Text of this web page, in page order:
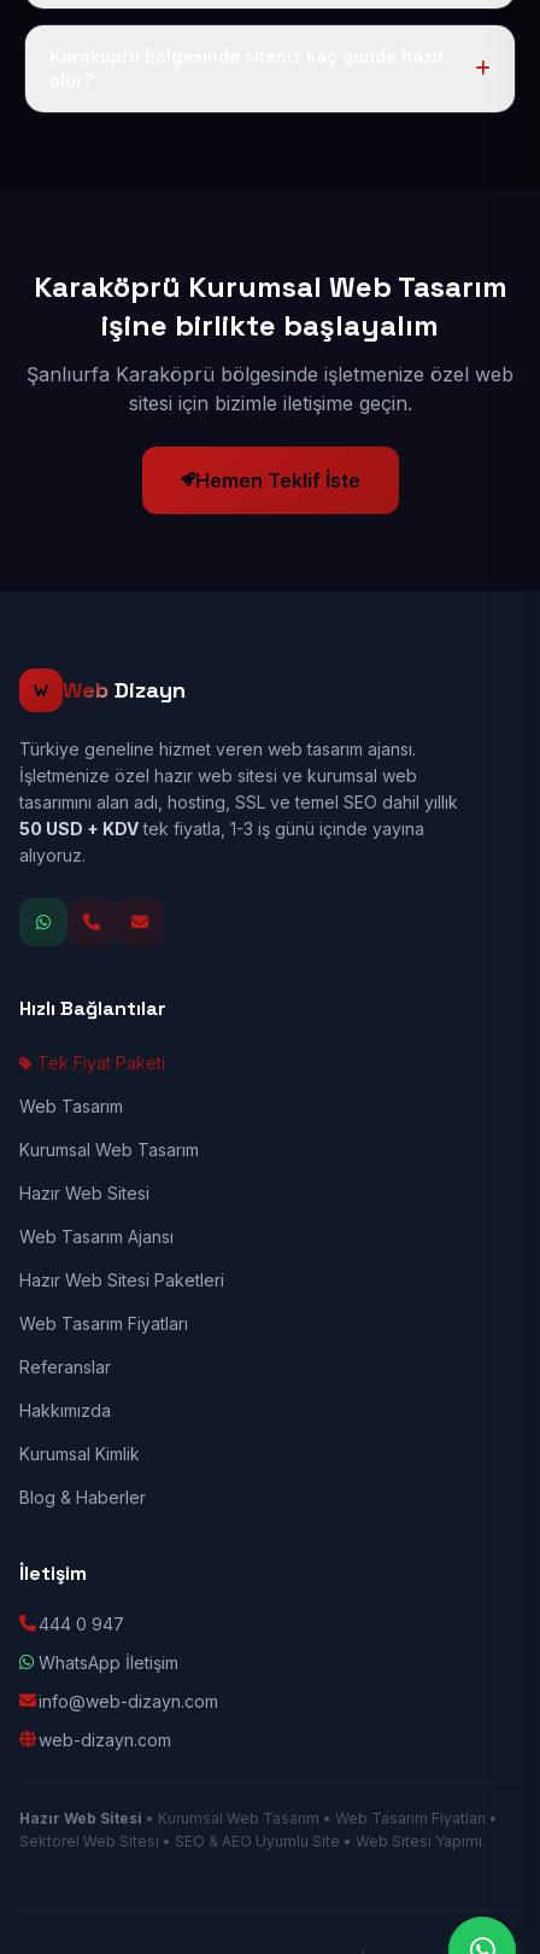
Tek fiyat uygulanır: yıllık 50 USD + KDV. Bu bedele alan
Karaköprü Kurumsal Web Tasarım
işine birlikte başlayalım
Şanlıurfa Karaköprü bölgesinde işletmenize özel web
sitesi için bizimle iletişime geçin.
Hemen Teklif İste
Web Dizayn
Türkiye geneline hizmet veren web tasarım ajansı.
İşletmenize özel hazır web sitesi ve kurumsal web
tasarımını alan adı, hosting, SSL ve temel SEO dahil yıllık
50 USD + KDVtek fiyatla, 1-3 iş günü içinde yayına
alıyoruz.
Hızlı Bağlantılar
Tek Fiyat Paketi
Web Tasarım
Kurumsal Web Tasarım
Hazır Web Sitesi
Web Tasarım Ajansı
Hazır Web Sitesi Paketleri
Web Tasarım Fiyatları
Referanslar
Hakkımızda
Kurumsal Kimlik
Blog & Haberler
İletişim
444 0 947
WhatsApp İletişim
info@web-dizayn.com
web-dizayn.com
Hazır Web Sitesi • Kurumsal Web Tasarım • Web Tasarım Fiyatları •
Sektörel Web Sitesi • SEO & AEO Uyumlu Site • Web Sitesi Yapımı